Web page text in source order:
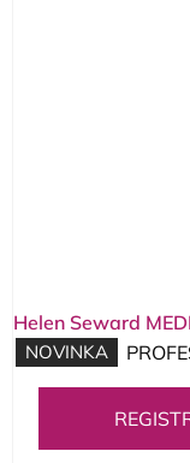
Helen Seward
NOVINKA